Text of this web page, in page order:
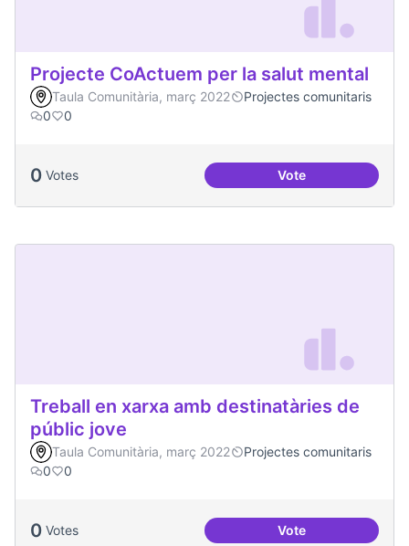
Projecte CoActuem per la salut mental
Taula Comunitària, març 2022
Projectes comunitaris
0
0
0 Votes VoteProjecte
Treball en xarxa amb destinatàries de
públic jove
Taula Comunitària, març 2022
Projectes comunitaris
0
0
0 Votes VoteTreball en xarxa